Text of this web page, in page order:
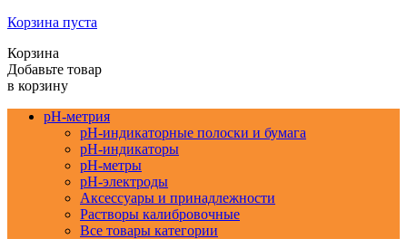
Корзина пуста
Корзина
Добавьте товар
в корзину
pH-метрия
pH-индикаторные полоски и бумага
pH-индикаторы
pH-метры
pH-электроды
Аксессуары и принадлежности
Растворы калибровочные
Все товары категории